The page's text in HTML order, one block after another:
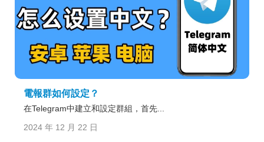
電報群如何設定？
在Telegram中建立和設定群組，首先...
2024 年 12 月 22 日